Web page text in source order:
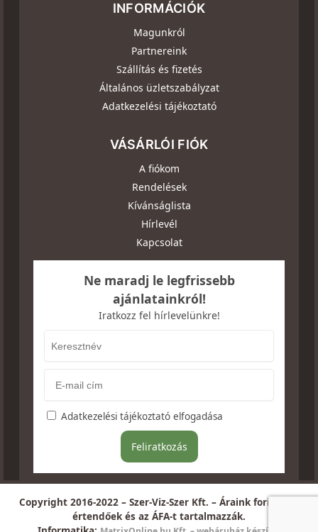
INFORMÁCIÓK
Magunkról
Partnereink
Szállítás és fizetés
Általános üzletszabályzat
Adatkezelési tájékoztató
VÁSÁRLÓI FIÓK
A fiókom
Rendelések
Kívánságlista
Hírlevél
Kapcsolat
Ne maradj le legfrissebb
ajánlatainkról!
Iratkozz fel hírlevelünkre!
Adatkezelési tájékoztató elfogadása
Copyright 2016-2022 – Szer-Viz-Szer Kft. – Áraink forintban
értendőek és az ÁFA-t tartalmazzák.